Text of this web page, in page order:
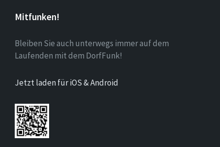
Mitfunken!
Bleiben Sie auch unterwegs immer auf dem
Laufenden mit dem DorfFunk!
Jetzt laden für iOS & Android